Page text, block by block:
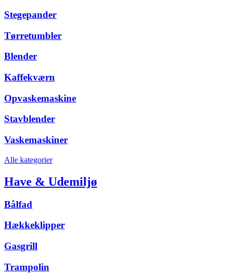
Stegepander
Tørretumbler
Blender
Kaffekværn
Opvaskemaskine
Stavblender
Vaskemaskiner
Alle kategorier
Have & Udemiljø
Bålfad
Hækkeklipper
Gasgrill
Trampolin